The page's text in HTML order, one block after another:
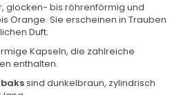
glocken- bis röhrenförmig und
Orange. Sie erscheinen in Trauben
Duft.
Kapseln, die zahlreiche
enthalten.
sind dunkelbraun, zylindrisch